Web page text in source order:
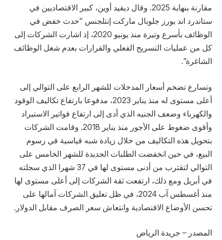
مقارنة ​بنهاية 2025. وقال ديفيد أوين، كبير الاقتصاديين في
ستاندرد اند ‌بورز جلوبال ماركت إنتلجنس “حدث خفض ‌في
الوظائف بأسرع وتيرة منذ يونيو 2020، إذ اشارت الشركات إلى
كل من عمليات التسريح الفعلي والقرارات بعدم شغل الوظائف
الشاغرة”.
وتسارع تضخم أسعار المدخلات للشهر الرابع على التوالي إلى
أعلى مستوى له منذ يناير 2023، مدفوعا بارتفاع تكاليف الوقود
والكهرباء وضعف الجنيه الذي أدى إلى ارتفاع فواتير الاستيراد
⁠وأقوى ضغوط على الأجور منذ يناير 2018. وقامت الشركات
بتحويل هذه التكاليف من خلال زيادة ⁠شبه قياسية في رسوم
البيع، في ⁠حين انخفضت الطلبات الجديدة للشهر الخامس على
التوالي لتقترب من أدنى مستوى لها في 37 شهرا الذي سجلته
في أبريل ومع ذلك، ارتفعت ثقة ⁠الشركات إلى أعلى مستوى لها ​
منذ أغسطس آب 2024، في ظل تعليق الشركات آمالها على
⁠تحسن الأوضاع الاقتصادية وانتعاش سعر الصرف مقابل ⁠الدولار.
المصدر – جريدة الرياض